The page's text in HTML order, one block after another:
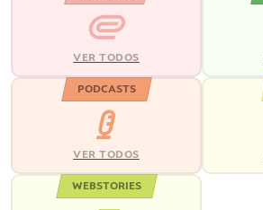
VER TODOS
PODCASTS
VER TODOS
WEBSTORIES